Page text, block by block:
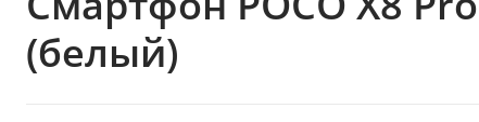
(белый)